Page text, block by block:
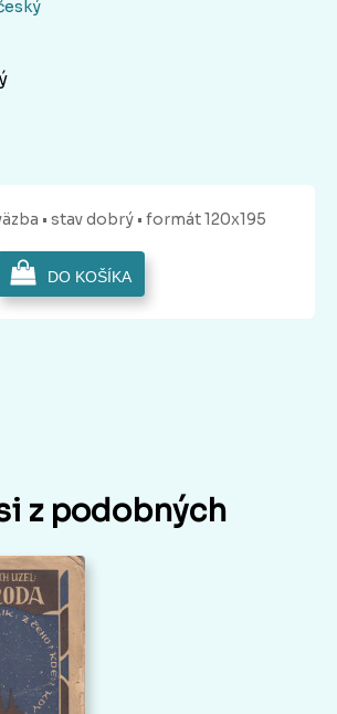
• stav dobrý • formát 120x195
DO KOŠÍKA
z podobných